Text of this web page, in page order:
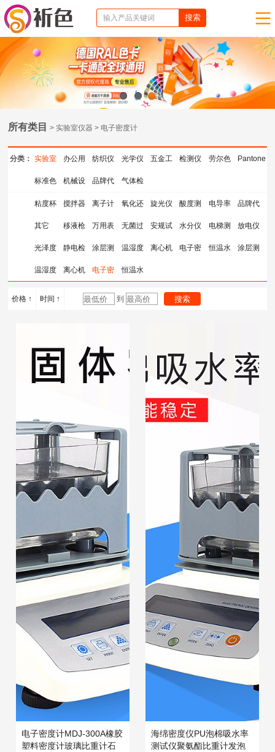
1 3
所有类目> 实验室仪器 > 电子密度计
分类： 实验室
仪器
办公用
品
纺织仪
器
光学仪
器
五金工 检测仪 劳尔色 Pantone
标准色
卡
机械设
备
品牌代
理
气体检
测仪器
粘度杯 搅拌器 离子计
测量仪
氧化还
原电位
计
旋光仪 酸度测
量仪
电导率
仪
品牌代
理
其它 移液枪 万用表 无菌过
滤器
安规试
验指
水分仪
检测仪
电梯测
试检测
放电仪
光泽度
仪
静电检
测仪
涂层测
厚仪
温湿度
计
离心机 电子密 恒温水 涂层测
温湿度 离心机 电子密
度计
恒温水
浴锅
价格 ↑ 时间 ↑ 到
电子密度计MDJ-300A橡胶
塑料密度计玻璃比重计石
海绵密度仪PU泡棉吸水率
测试仪聚氨酯比重计发泡